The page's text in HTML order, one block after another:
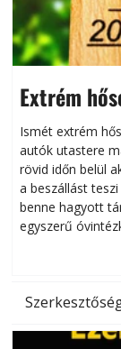
Extrém
Ismét extrém
autók utastere
rövid időn belül
a beszállást
benne hagyott
egyszerű